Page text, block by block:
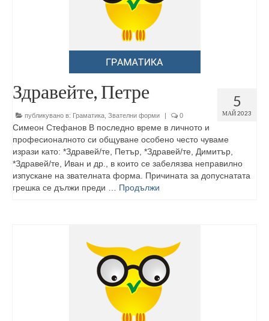
5
МАЙ 2023
Здравейте, Петре
публикувано в: Граматика Звателни форми | 0
Симеон Стефанов В последно време в личното и
професионалното си общуване особено често чуваме
изрази като: *Здравей/те, Петър, *Здравей/те, Димитър,
*Здравей/те, Иван и др., в които се забелязва неправилно
изпускане на звателната форма. Причината за допуснатата
грешка се дължи преди … Продължи